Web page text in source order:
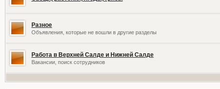
Разное
Объявления, которые не вошли в другие разделы
Работа в Верхней Салде и Нижней Салде
Вакансии, поиск сотрудников